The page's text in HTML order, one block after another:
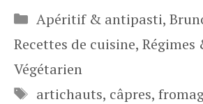
Catégories
Apéritif & antipasti,
Recettes de cuisine, Régimes
Végétarien
Étiquettes
artichauts, câpres,